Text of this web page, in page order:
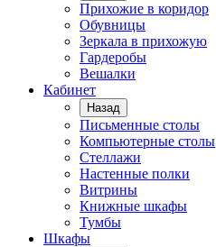
Прихожие в коридор
Обувницы
Зеркала в прихожую
Гардеробы
Вешалки
Кабинет
Назад
Письменные столы
Компьютерные столы
Стеллажи
Настенные полки
Витрины
Книжные шкафы
Тумбы
Шкафы